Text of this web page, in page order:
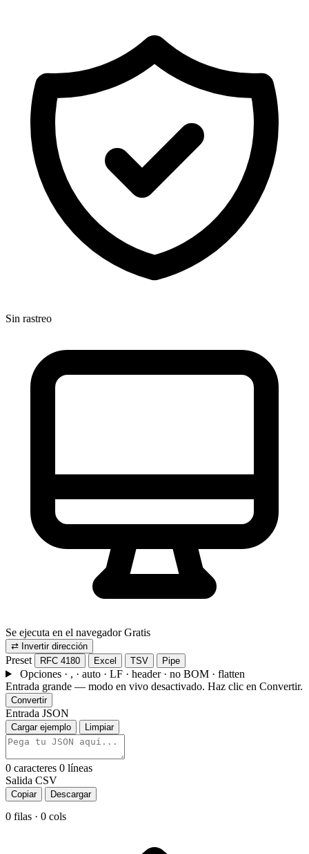
Sin rastreo
Se ejecuta en el navegador Gratis
⇄ Invertir dirección
Preset RFC 4180 Excel TSV Pipe
Opciones · , · auto · LF · header · no BOM · flatten
Entrada grande — modo en vivo desactivado. Haz clic en Convertir.
Convertir
Entrada JSON
Cargar ejemplo Limpiar
0 caracteres 0 líneas
Salida CSV
Copiar Descargar
0 filas · 0 cols